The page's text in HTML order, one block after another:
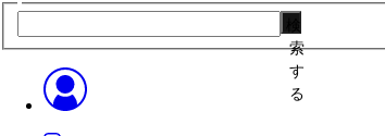
索
す
る